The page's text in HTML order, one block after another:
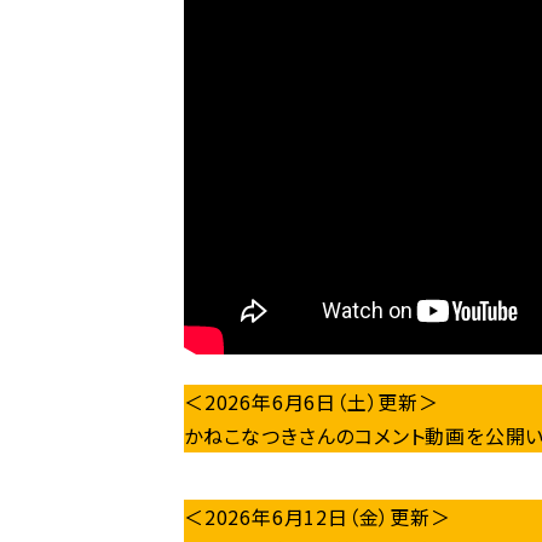
＜2026年6月6日（土）更新＞
かねこなつきさんのコメント動画を公開い
＜2026年6月12日（金）更新＞